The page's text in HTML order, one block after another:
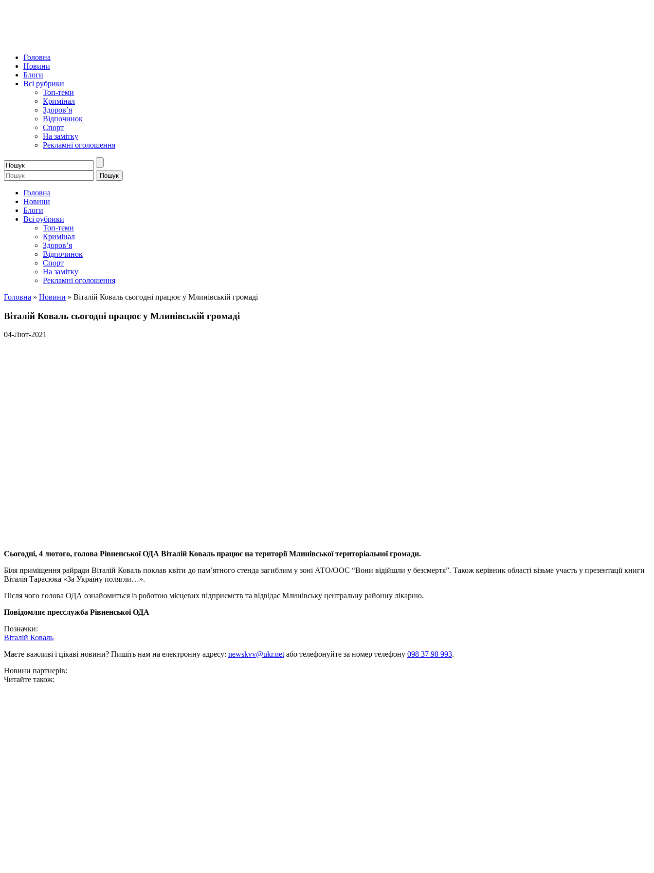
Головна
Новини
Блоги
Всі рубрики
Топ-теми
Кримінал
Здоров’я
Відпочинок
Спорт
На замітку
Рекламні оголошення
Головна
Новини
Блоги
Всі рубрики
Топ-теми
Кримінал
Здоров’я
Відпочинок
Спорт
На замітку
Рекламні оголошення
Головна » Новини » Віталій Коваль сьогодні працює у Млинівській громаді
Віталій Коваль сьогодні працює у Млинівській громаді
04-Лют-2021
Сьогодні, 4 лютого, голова Рівненської ОДА Віталій Коваль працює на території Млинівської територіальної громади.
Біля приміщення райради Віталій Коваль поклав квіти до пам’ятного стенда загиблим у зоні АТО/ООС “Вони відійшли у безсмертя”. Також керівник області візьме участь у презентації книги
Віталія Тарасюка «За Україну полягли…».
Після чого голова ОДА ознайомиться із роботою місцевих підприємств та відвідає Млинівську центральну районну лікарню.
Повідомляє пресслужба Рівненської ОДА
Позначки:
Віталій Коваль
Маєте важливі і цікаві новини? Пишіть нам на електронну адресу: newskvv@ukr.netабо телефонуйте за номер телефону 098 37 98 993.
Новини партнерів:
Читайте також: